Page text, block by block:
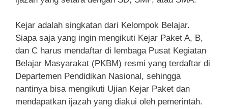
Kejar adalah singkatan dari Kelompok Belajar.
Siapa saja yang ingin mengikuti Kejar Paket A, B,
dan C harus mendaftar di lembaga Pusat Kegiatan
Belajar Masyarakat (PKBM) resmi yang terdaftar di
Departemen Pendidikan Nasional, sehingga
nantinya bisa mengikuti Ujian Kejar Paket dan
mendapatkan ijazah yang diakui oleh pemerintah.